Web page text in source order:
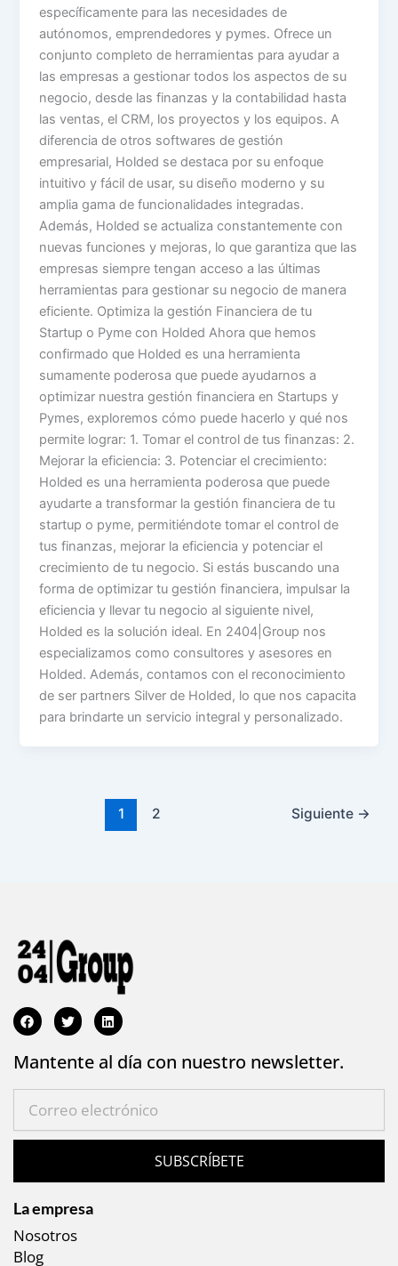
específicamente para las necesidades de
autónomos, emprendedores y pymes. Ofrece un
conjunto completo de herramientas para ayudar a
las empresas a gestionar todos los aspectos de su
negocio, desde las finanzas y la contabilidad hasta
las ventas, el CRM, los proyectos y los equipos. A
diferencia de otros softwares de gestión
empresarial, Holded se destaca por su enfoque
intuitivo y fácil de usar, su diseño moderno y su
amplia gama de funcionalidades integradas.
Además, Holded se actualiza constantemente con
nuevas funciones y mejoras, lo que garantiza que las
empresas siempre tengan acceso a las últimas
herramientas para gestionar su negocio de manera
eficiente. Optimiza la gestión Financiera de tu
Startup o Pyme con Holded Ahora que hemos
confirmado que Holded es una herramienta
sumamente poderosa que puede ayudarnos a
optimizar nuestra gestión financiera en Startups y
Pymes, exploremos cómo puede hacerlo y qué nos
permite lograr: 1. Tomar el control de tus finanzas: 2.
Mejorar la eficiencia: 3. Potenciar el crecimiento:
Holded es una herramienta poderosa que puede
ayudarte a transformar la gestión financiera de tu
startup o pyme, permitiéndote tomar el control de
tus finanzas, mejorar la eficiencia y potenciar el
crecimiento de tu negocio. Si estás buscando una
forma de optimizar tu gestión financiera, impulsar la
eficiencia y llevar tu negocio al siguiente nivel,
Holded es la solución ideal. En 2404|Group nos
especializamos como consultores y asesores en
Holded. Además, contamos con el reconocimiento
de ser partners Silver de Holded, lo que nos capacita
para brindarte un servicio integral y personalizado.
1 2 Siguiente →
Mantente al día con nuestro newsletter.
SUBSCRÍBETE
La empresa
Nosotros
Blog